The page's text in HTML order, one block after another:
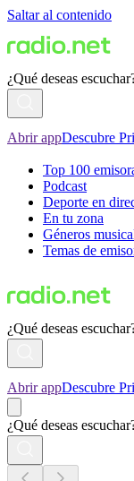
Saltar al contenido
¿Qué deseas
Abrir appDescubre
Top 100
Podcast
Deporte en
En tu zona
Géneros
Temas de
¿Qué deseas
Abrir appDescubre
¿Qué deseas